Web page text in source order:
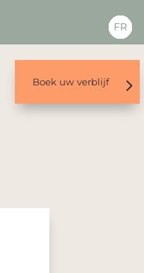
FR
Boek uw verblijf